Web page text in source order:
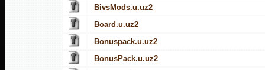
BivsMods.u.uz2
Board.u.uz2
Bonuspack.u.uz2
BonusPack.u.uz2